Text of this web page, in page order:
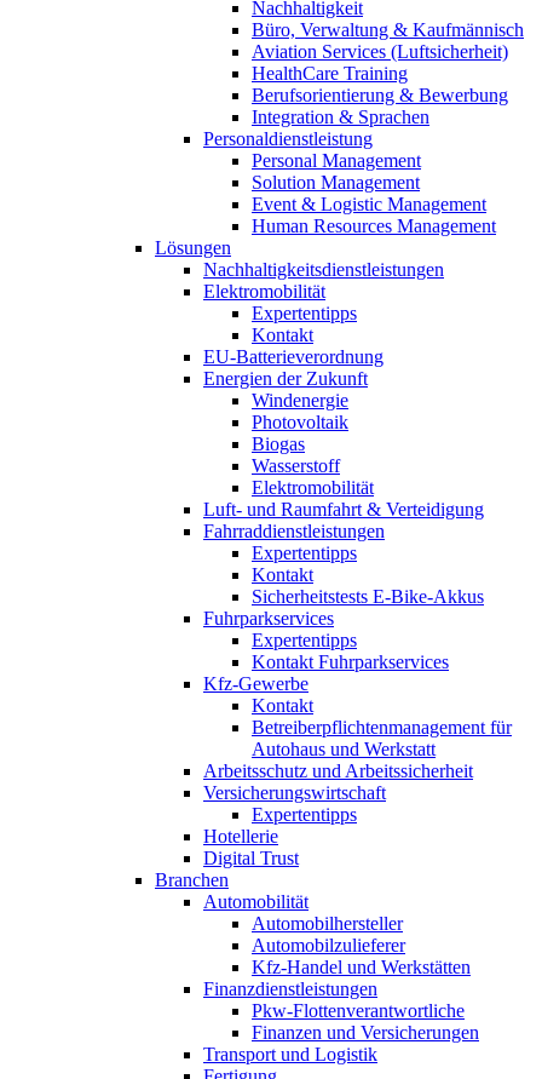
Nachhaltigkeit
Büro, Verwaltung & Kaufmännisch
Aviation Services (Luftsicherheit)
HealthCare Training
Berufsorientierung & Bewerbung
Integration & Sprachen
Personaldienstleistung
Personal Management
Solution Management
Event & Logistic Management
Human Resources Management
Lösungen
Nachhaltigkeitsdienstleistungen
Elektromobilität
Expertentipps
Kontakt
EU-Batterieverordnung
Energien der Zukunft
Windenergie
Photovoltaik
Biogas
Wasserstoff
Elektromobilität
Luft- und Raumfahrt & Verteidigung
Fahrraddienstleistungen
Expertentipps
Kontakt
Sicherheitstests E-Bike-Akkus
Fuhrparkservices
Expertentipps
Kontakt Fuhrparkservices
Kfz-Gewerbe
Kontakt
Betreiberpflichtenmanagement für
Autohaus und Werkstatt
Arbeitsschutz und Arbeitssicherheit
Versicherungswirtschaft
Expertentipps
Hotellerie
Digital Trust
Branchen
Automobilität
Automobilhersteller
Automobilzulieferer
Kfz-Handel und Werkstätten
Finanzdienstleistungen
Pkw‑Flottenverantwortliche
Finanzen und Versicherungen
Transport und Logistik